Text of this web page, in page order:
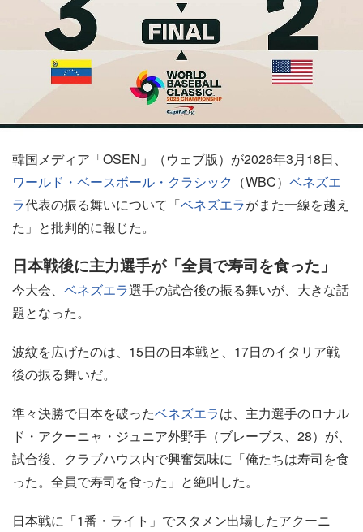
韓国メディア「OSEN」（ウェブ版）が2026年3月18日、
ワールド・ベースボール・クラシック （WBC） ベネズエ
ラ代表の振る舞いについて「ベネズエラがまた一線を越え
た」と批判的に報じた。
日本戦後に主力選手が「全員で寿司を食った」
今大会、 ベネズエラ選手の試合後の振る舞いが、大きな話
題となった。
波紋を広げたのは、15日の日本戦と、17日のイタリア戦
後の振る舞いだ。
準々決勝で日本を破ったベネズエラは、主力選手のロナル
ド・アクーニャ・ジュニア外野手（ブレーブス、28）が、
試合後、クラブハウス内で興奮気味に「俺たちは寿司を食
った。全員で寿司を食った」と絶叫した。
日本戦に「1番・ライト」でスタメン出場したアクーニ